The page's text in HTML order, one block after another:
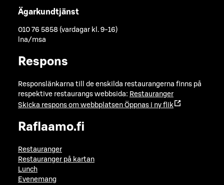
Ägarkundtjänst
010 76 5858 (vardagar kl. 9-16)
lna/msa
Respons
Responslänkarna till de enskilda restaurangerna finns på
respektive restaurangs webbsida: Restauranger
Skicka respons om webbplatsen Öppnas i ny flik
Raflaamo.fi
Restauranger
Restauranger på kartan
Lunch
Evenemang